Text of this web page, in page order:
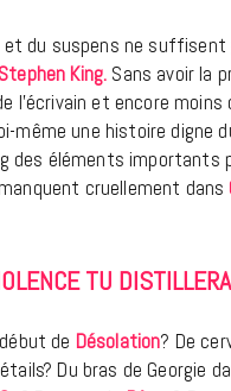
et du suspens ne suffisent
Stephen King. Sans avoir la
l’écrivain et encore moins
même une histoire digne
des éléments importants
cruellement dans
TU
de Désolation? De
Du bras de Georgie